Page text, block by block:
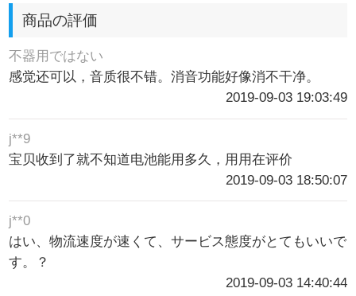
商品の評価
不器用ではない
感觉还可以，音质很不错。消音功能好像消不干净。
2019-09-03 19:03:49
j**9
宝贝收到了就不知道电池能用多久，用用在评价
2019-09-03 18:50:07
j**0
はい、物流速度が速くて、サービス態度がとてもいいで
す。？
2019-09-03 14:40:44